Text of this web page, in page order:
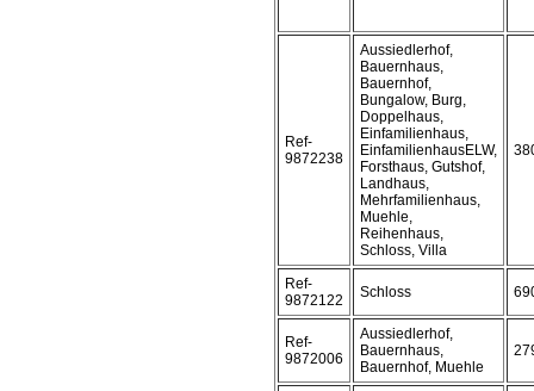
Ref-
9872238
Aussiedlerhof,
Bauernhaus,
Bauernhof,
Bungalow, Burg,
Doppelhaus,
Einfamilienhaus,
EinfamilienhausELW,
Forsthaus, Gutshof,
Landhaus,
Mehrfamilienhaus,
Muehle,
Reihenhaus,
Schloss, Villa
Ref-
9872122
Schloss
Ref-
9872006
Aussiedlerhof,
Bauernhaus,
Bauernhof, Muehle